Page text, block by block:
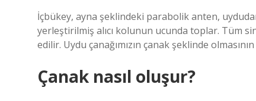
İçbükey, ayna şeklindeki parabolik anten,
yerleştirilmiş alıcı kolunun ucunda toplar. Tüm
edilir. Uydu çanağımızın çanak şeklinde
Çanak nasıl oluşur?